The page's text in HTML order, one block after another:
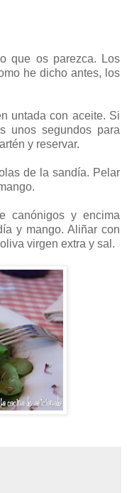
que os parezca. Los
he dicho antes, los
untada con aceite. Si
unos segundos para
y reservar.
de la sandía. Pelar
canónigos y encima
y mango. Aliñar con
virgen extra y sal.